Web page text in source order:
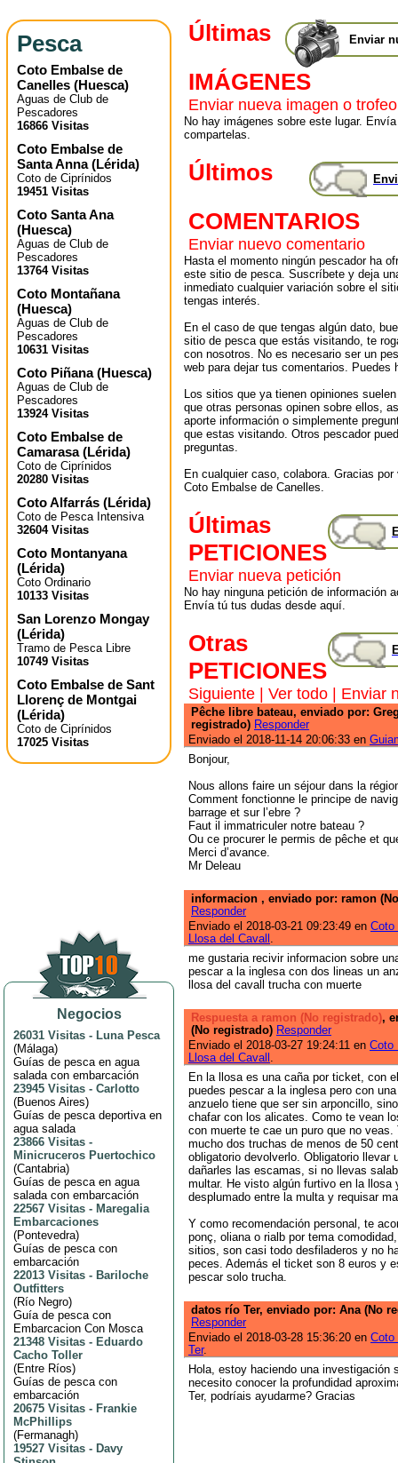
Pesca
Coto Embalse de
Canelles (Huesca)
Aguas de Club de
Pescadores
16866 Visitas
Coto Embalse de
Santa Anna(Lérida)
Coto de Ciprínidos
19451 Visitas
Coto Santa Ana
(Huesca)
Aguas de Club de
Pescadores
13764 Visitas
Coto Montañana
(Huesca)
Aguas de Club de
Pescadores
10631 Visitas
Coto Piñana(Huesca)
Aguas de Club de
Pescadores
13924 Visitas
Coto Embalse de
Camarasa(Lérida)
Coto de Ciprínidos
20280 Visitas
Coto Alfarrás (Lérida)
Coto de Pesca Intensiva
32604 Visitas
Coto Montanyana
(Lérida)
Coto Ordinario
10133 Visitas
San Lorenzo Mongay
(Lérida)
Tramo de Pesca Libre
10749 Visitas
Coto Embalse de Sant
Llorenç de Montgai
(Lérida)
Coto de Ciprínidos
17025 Visitas
Negocios
26031 Visitas - Luna Pesca
(Málaga)
Guías de pesca en agua
salada con embarcación
23945 Visitas - Carlotto
(Buenos Aires)
Guías de pesca deportiva en
agua salada
23866 Visitas -
Minicruceros Puertochico
(Cantabria)
Guías de pesca en agua
salada con embarcación
22567 Visitas - Maregalia
Embarcaciones
(Pontevedra)
Guías de pesca con
embarcación
22013 Visitas - Bariloche
Outfitters
(Río Negro)
Guía de pesca con
Embarcacion Con Mosca
21348 Visitas - Eduardo
Cacho Toller
(Entre Ríos)
Guías de pesca con
embarcación
20675 Visitas - Frankie
McPhillips
(Fermanagh)
19527 Visitas - Davy
Enviar
Últimas
IMÁGENES
Enviar nueva imagen o trofeo
No hay imágenes sobre este lugar.
compartelas.
Últimos
COMENTARIOS
Enviar nuevo comentario
Hasta el momento ningún pescador ha
este sitio de pesca. Suscríbete y deja
inmediato cualquier variación sobre el
tengas interés.
En el caso de que tengas algún dato,
sitio de pesca que estás visitando, te
con nosotros. No es necesario ser un
web para dejar tus comentarios. Puedes
Los sitios que ya tienen opiniones
que otras personas opinen sobre ellos,
aporte información o simplemente
que estas visitando. Otros pescador
preguntas.
En cualquier caso, colabora. Gracias
Coto Embalse de Canelles.
Últimas
PETICIONES
Enviar nueva petición
No hay ninguna petición de información
Envía tú tus dudas desde aquí.
Otras
PETICIONES
Siguiente | Ver todo | Enviar
Pêche libre bateau, enviado por:
registrado) Responder
Enviado el 2018-11-14 20:06:33 en
Bonjour,
Nous allons faire un séjour dans la
Comment fonctionne le principe de
barrage et sur l’ebre ?
Faut il immatriculer notre bateau ?
Ou ce procurer le permis de pêche et
Merci d’avance.
Mr Deleau
informacion , enviado por: ramon
Responder
Enviado el 2018-03-21 09:23:49 en Coto
Llosa del Cavall
me gustaria recivir informacion sobre
pescar a la inglesa con dos lineas un
llosa del cavall trucha con muerte
Respuesta a ramon (No registrado),
(No registrado) Responder
Enviado el 2018-03-27 19:24:11 en Coto
Llosa del Cavall
En la llosa es una caña por ticket, con
puedes pescar a la inglesa pero con
anzuelo tiene que ser sin arponcillo,
chafar con los alicates. Como te vean
con muerte te cae un puro que no veas.
mucho dos truchas de menos de 50
obligatorio devolverlo. Obligatorio llevar
dañarles las escamas, si no llevas
multar. He visto algún furtivo en la llosa
desplumado entre la multa y requisar
Y como recomendación personal, te
ponç, oliana o rialb por tema
sitios, son casi todo desfiladeros y no
peces. Además el ticket son 8 euros y
pescar solo trucha.
datos río Ter, enviado por: Ana (No
Responder
Enviado el 2018-03-28 15:36:20 en Coto
Ter.
Hola, estoy haciendo una investigación
necesito conocer la profundidad
Ter, podríais ayudarme? Gracias